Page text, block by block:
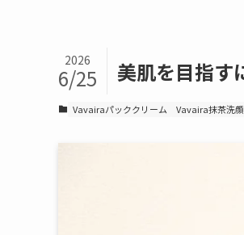
美肌を目指す
2026
6/25
Vavairaパッククリーム Vavaira抹茶洗顔